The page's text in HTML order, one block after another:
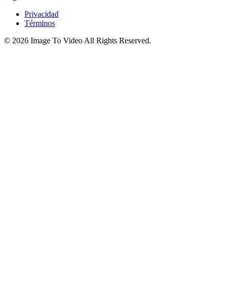
Privacidad
Términos
© 2026 Image To VideoAll Rights Reserved.